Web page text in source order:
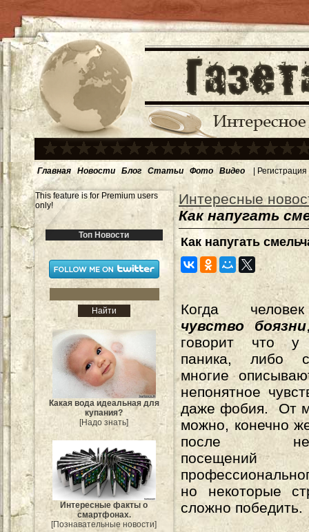
Главная Новости Блог Статьи Фото Видео | Регистрация
This feature is for Premium users
only!
Топ Новости
Какая вода идеальная для
купания?
[Надо знать]
Интересные факты о
смартфонах.
[Познавательные новости]
Интересные
Как напугать
Как напугать
Когда
чувство боязни
говорит что
паника, либо
многие
непонятное
даже фобия. От
можно, конечно
после
посещений
но некоторые
сложно победить.